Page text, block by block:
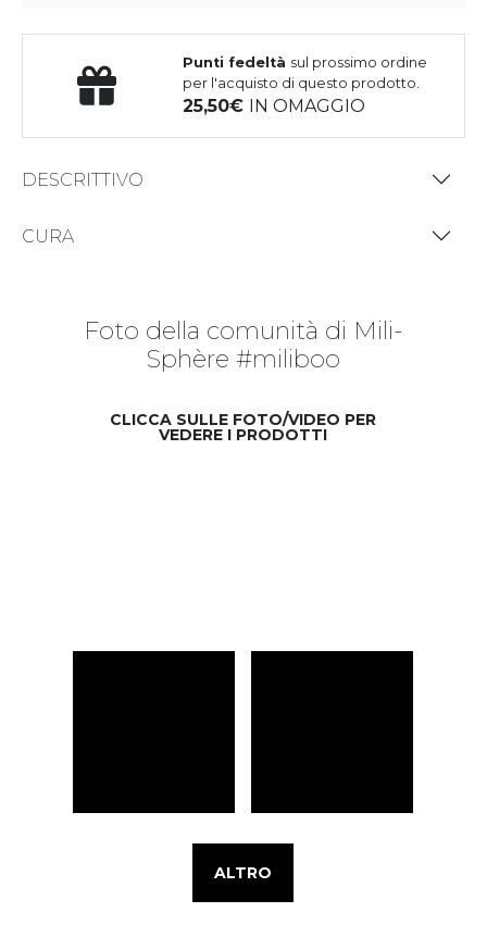
Punti fedeltà sul prossimo ordine
per l'acquisto di questo prodotto.
25,50 IN OMAGGIO
DESCRITTIVO
CURA
Foto della comunità di Mili-
Sphère #miliboo
CLICCA SULLE FOTO/VIDEO PER
VEDERE I PRODOTTI
ALTRO